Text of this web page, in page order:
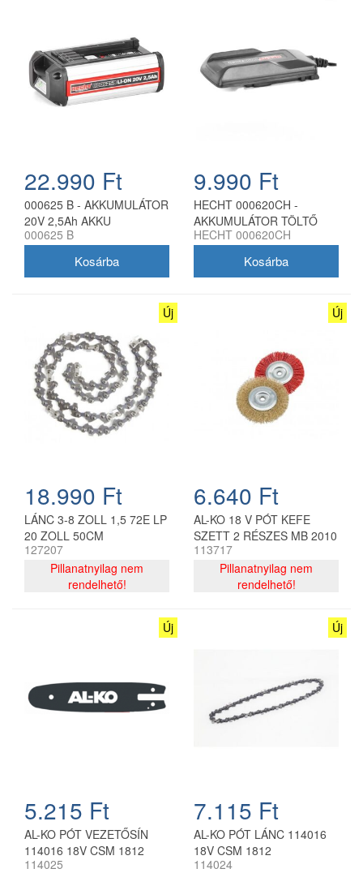
22.990 Ft
000625 B - AKKUMULÁTOR
20V 2,5Ah AKKU
PROGRAM 6020
000625 B
9.990 Ft
HECHT 000620CH -
AKKUMULÁTOR TÖLTŐ
AKKU PROGRAM 6020
HECHT 000620CH
Új
18.990 Ft
LÁNC 3-8 ZOLL 1,5 72E LP
20 ZOLL 50CM
127207
Pillanatnyilag nem
rendelhető!
Új
6.640 Ft
AL-KO 18 V PÓT KEFE
SZETT 2 RÉSZES MB 2010
113717
Pillanatnyilag nem
rendelhető!
Új
5.215 Ft
AL-KO PÓT VEZETŐSÍN
114016 18V CSM 1812
114025
Új
7.115 Ft
AL-KO PÓT LÁNC 114016
18V CSM 1812
114024